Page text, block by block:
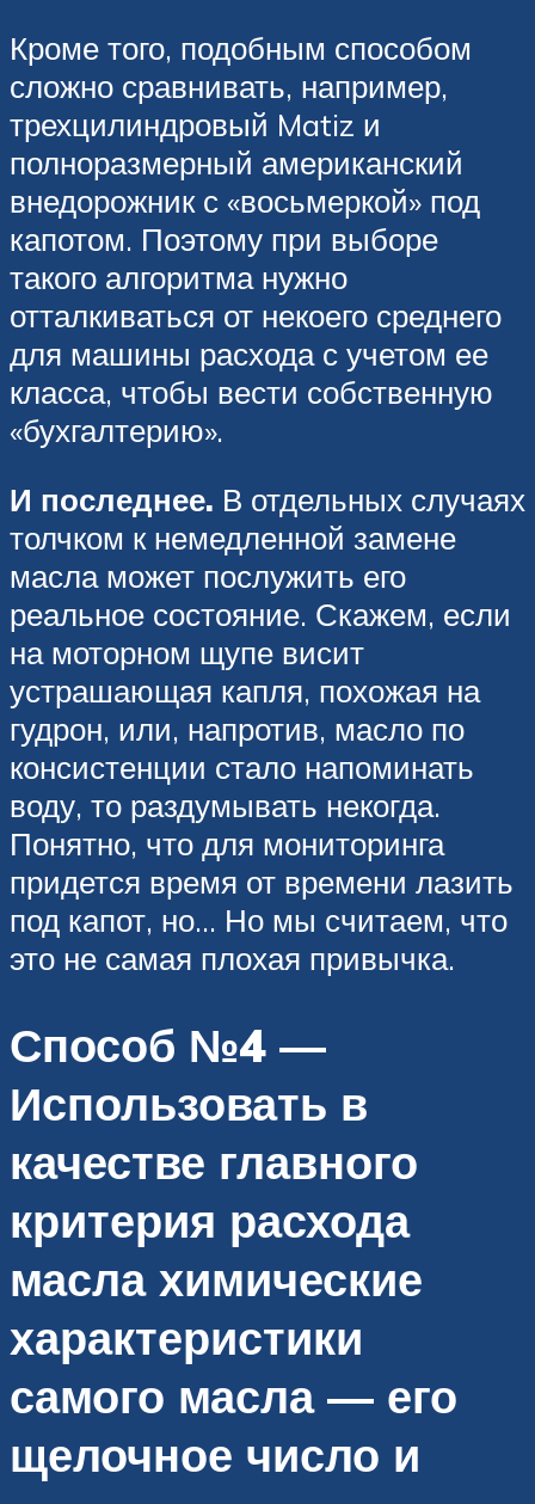
Кроме того, подобным способом
сложно сравнивать, например,
трехцилиндровый Matiz и
полноразмерный американский
внедорожник с «восьмеркой» под
капотом. Поэтому при выборе
такого алгоритма нужно
отталкиваться от некоего среднего
для машины расхода с учетом ее
класса, чтобы вести собственную
«бухгалтерию».
И последнее. В отдельных случаях
толчком к немедленной замене
масла может послужить его
реальное состояние. Скажем, если
на моторном щупе висит
устрашающая капля, похожая на
гудрон, или, напротив, масло по
консистенции стало напоминать
воду, то раздумывать некогда.
Понятно, что для мониторинга
придется время от времени лазить
под капот, но… Но мы считаем, что
это не самая плохая привычка.
Способ №4 —
Использовать в
качестве главного
критерия расхода
масла химические
характеристики
самого масла — его
щелочное число и